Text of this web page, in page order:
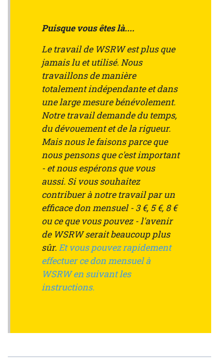
Puisque vous êtes là....
Le travail de WSRW est plus que
jamais lu et utilisé. Nous
travaillons de manière
totalement indépendante et dans
une large mesure bénévolement.
Notre travail demande du temps,
du dévouement et de la rigueur.
Mais nous le faisons parce que
nous pensons que c'est important
- et nous espérons que vous
aussi. Si vous souhaitez
contribuer à notre travail par un
efficace don mensuel - 3 €, 5 €, 8 €
ou ce que vous pouvez - l'avenir
de WSRW serait beaucoup plus
sûr.Et vous pouvez rapidement
effectuer ce don mensuel à
WSRW en suivant les
instructions.